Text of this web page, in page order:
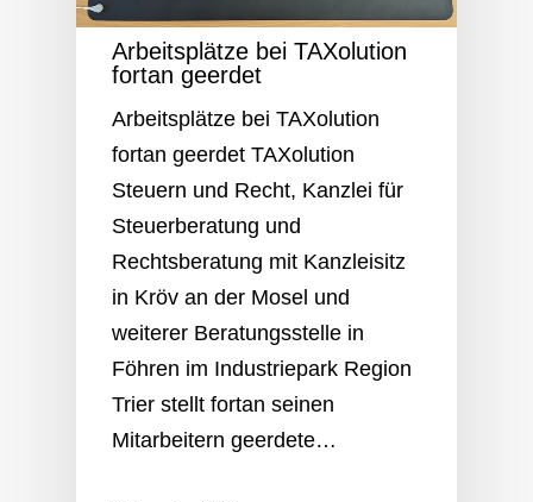
Arbeitsplätze bei TAXolution
fortan geerdet
Arbeitsplätze bei TAXolution
fortan geerdet TAXolution
Steuern und Recht, Kanzlei für
Steuerberatung und
Rechtsberatung mit Kanzleisitz
in Kröv an der Mosel und
weiterer Beratungsstelle in
Föhren im Industriepark Region
Trier stellt fortan seinen
Mitarbeitern geerdete…